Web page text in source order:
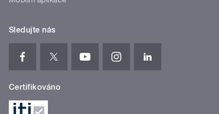
Sledujte nás
Certifikováno